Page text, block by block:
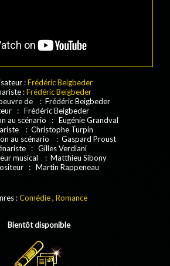
:Frédéric Beigbeder
:Frédéric Beigbeder
de : Frédéric Beigbeder
: Frédéric Beigbeder
au scénario : Eugénie Grandval
: Christophe Turpin
au scénario : Gaspard Proust
: Gilles Verdiani
musical : Matthieu Sibony
: Martin Rappeneau
:Comédie,Romance
Bientôt disponible